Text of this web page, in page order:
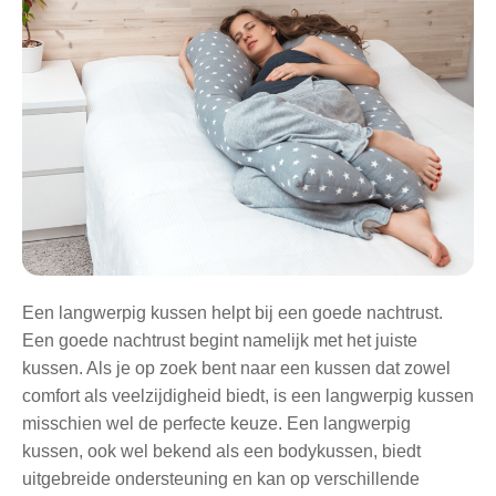
Een langwerpig kussen helpt bij een goede nachtrust.
Een goede nachtrust begint namelijk met het juiste
kussen. Als je op zoek bent naar een kussen dat zowel
comfort als veelzijdigheid biedt, is een langwerpig kussen
misschien wel de perfecte keuze. Een langwerpig
kussen, ook wel bekend als een bodykussen, biedt
uitgebreide ondersteuning en kan op verschillende